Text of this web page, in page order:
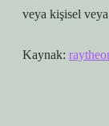
veya kişisel
Kaynak: